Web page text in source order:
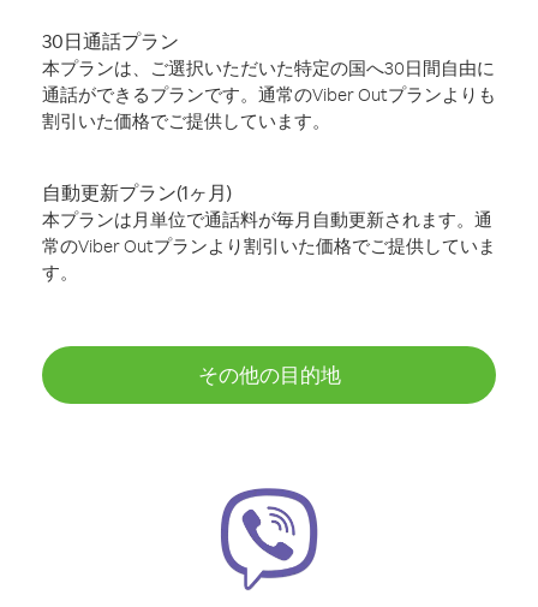
30日通話プラン
本プランは、ご選択いただいた特定の国へ30日間自由に
通話ができるプランです。通常のViber Outプランよりも
割引いた価格でご提供しています。
自動更新プラン(1ヶ月)
本プランは月単位で通話料が毎月自動更新されます。通
常のViber Outプランより割引いた価格でご提供していま
す。
その他の目的地